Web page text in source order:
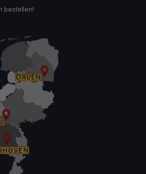
bestellen!